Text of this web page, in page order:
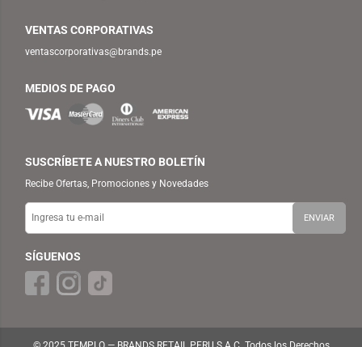
VENTAS CORPORATIVAS
ventascorporativas@brands.pe
MEDIOS DE PAGO
SUSCRÍBETE A NUESTRO BOLETÍN
Recibe Ofertas, Promociones y Novedades
SÍGUENOS